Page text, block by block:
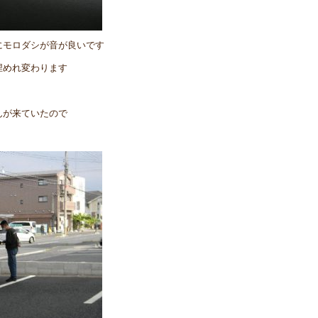
ロダシが音が良いです
れ変わります
来ていたので